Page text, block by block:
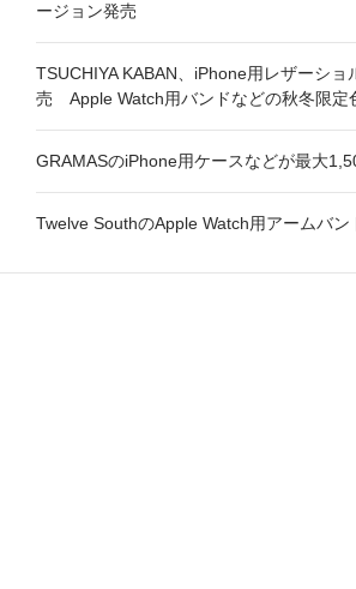
ージョン発売
TSUCHIYA KABAN、iPhone用レザーショ
売 Apple Watch用バンドなどの秋冬限定
GRAMASのiPhone用ケースなどが最大
Twelve SouthのApple Watch用アームバ